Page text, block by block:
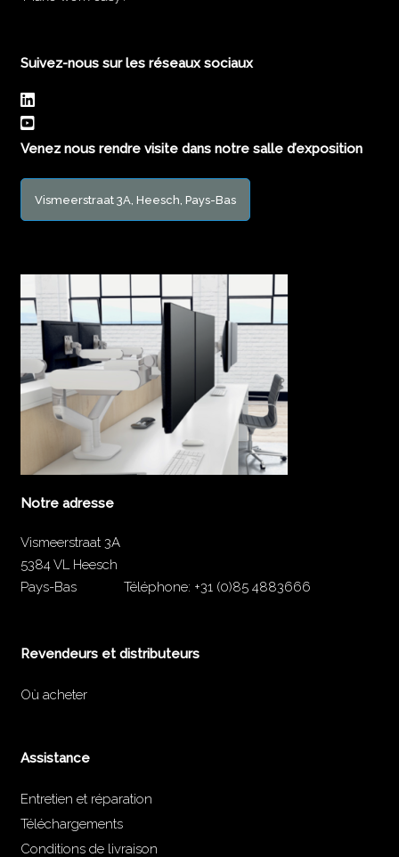
Suivez-nous sur les réseaux sociaux
Venez nous rendre visite dans notre salle d’exposition
Vismeerstraat 3A, Heesch, Pays-Bas
Notre adresse
Vismeerstraat 3A
5384 VL Heesch
Pays-Bas
Téléphone: +31 (0)85 4883666
Revendeurs et distributeurs
Où acheter
Assistance
Entretien et réparation
Téléchargements
Conditions de livraison